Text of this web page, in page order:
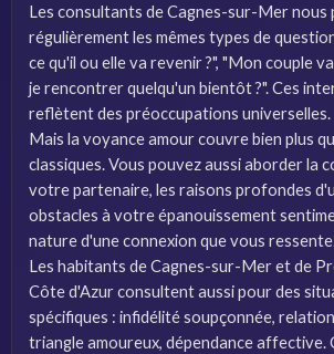
Les consultants de Cagnes-sur-Mer nous
régulièrement les mêmes types de
ce qu'il ou elle va revenir ?", "Mon couple
je rencontrer quelqu'un bientôt ?". Ces
reflètent des préoccupations universelles.
Mais la voyance amour couvre bien plus
classiques. Vous pouvez aussi aborder la
votre partenaire, les raisons profondes
obstacles à votre épanouissement
nature d'une connexion que vous
Les habitants de Cagnes-sur-Mer et de
Côte d'Azur consultent aussi pour des
spécifiques : infidélité soupçonnée,
triangle amoureux, dépendance affective.